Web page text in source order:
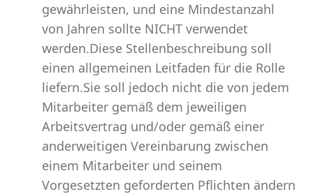
gewährleisten, und eine Mindestanzahl
von Jahren sollte NICHT verwendet
werden.Diese Stellenbeschreibung soll
einen allgemeinen Leitfaden für die Rolle
liefern.Sie soll jedoch nicht die von jedem
Mitarbeiter gemäß dem jeweiligen
Arbeitsvertrag und/oder gemäß einer
anderweitigen Vereinbarung zwischen
einem Mitarbeiter und seinem
Vorgesetzten geforderten Pflichten ändern